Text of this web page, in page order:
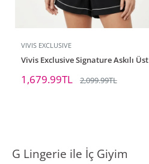
VIVIS EXCLUSIVE
Vivis Exclusive Signature Askılı Üst
İndirimli
fiyat
1,679.99TL Normal
fiyat
2,099.99TL
G Lingerie ile İç Giyim